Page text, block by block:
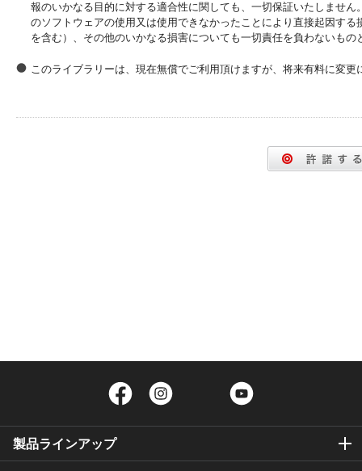
報のいかなる目的に対する適合性に関しても、一切保証いたしませ
のソフトウェアの使用又は使用できなかったことにより直接起因す
を含む）、その他のいかなる損害についても一切責任を負わないもの
このライブラリーは、現在無償でご利用頂けますが、将来有料に変
Facebook Twitter
製品ラインアップ